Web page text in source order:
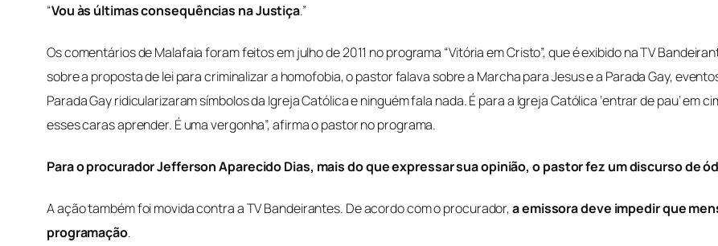
“Vou às últimas consequências na Justiça.”
Os comentários de Malafaia foram feitos em julho de 2011 no programa “Vitória em Cristo”, que é exibido na TV
sobre a proposta de lei para criminalizar a homofobia, o pastor falava sobre a Marcha para Jesus e a Parada Gay,
Parada Gay ridicularizaram símbolos da Igreja Católica e ninguém fala nada. É para a Igreja Católica ‘entrar de pau’ em
esses caras aprender. É uma vergonha”, afirma o pastor no programa.
Para o procurador Jefferson Aparecido Dias, mais do que expressar sua opinião, o pastor fez um discurso de
A ação também foi movida contra a TV Bandeirantes. De acordo com o procurador,a emissora deve impedir que
programação.